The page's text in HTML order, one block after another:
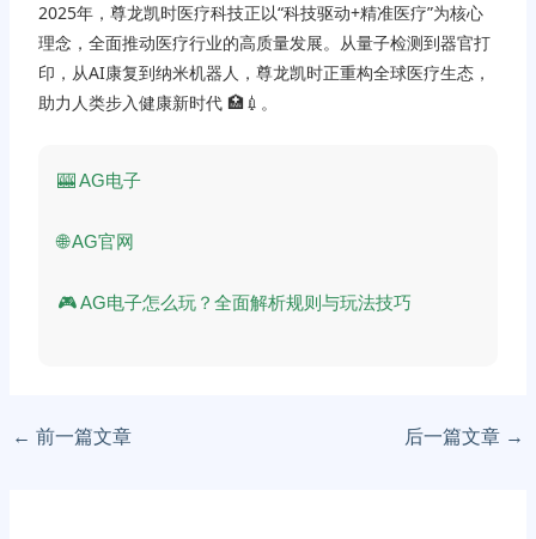
2025年，尊龙凯时医疗科技正以“科技驱动+精准医疗”为核心
理念，全面推动医疗行业的高质量发展。从量子检测到器官打
印，从AI康复到纳米机器人，尊龙凯时正重构全球医疗生态，
助力人类步入健康新时代 🏥💉。
🎰AG电子
🌐AG官网
🎮AG电子怎么玩？全面解析规则与玩法技巧
← 前一篇文章 后一篇文章 →